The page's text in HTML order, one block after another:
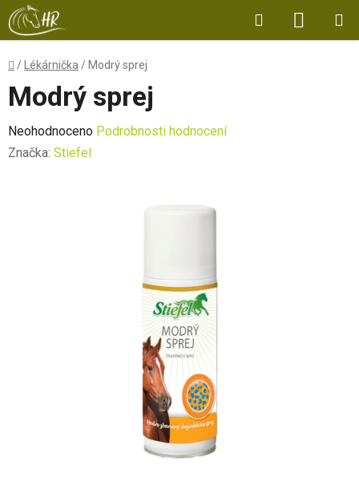
Přejít
na
obsah
Hledat
KOŠÍK
Domů
/ Lékárnička / Modrý sprej
Modrý sprej
Průměrné
hodnocení
Neohodnoceno Podrobnosti hodnocení
Značka: Stiefel